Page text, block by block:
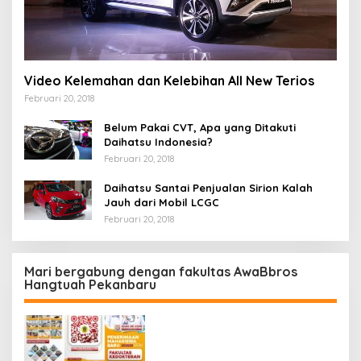
Video Kelemahan dan Kelebihan All New Terios
Februari 20, 2018
Belum Pakai CVT, Apa yang Ditakuti
Daihatsu Indonesia?
Februari 20, 2018
Daihatsu Santai Penjualan Sirion Kalah
Jauh dari Mobil LCGC
Februari 20, 2018
Mari bergabung dengan fakultas AwaBbros
Hangtuah Pekanbaru